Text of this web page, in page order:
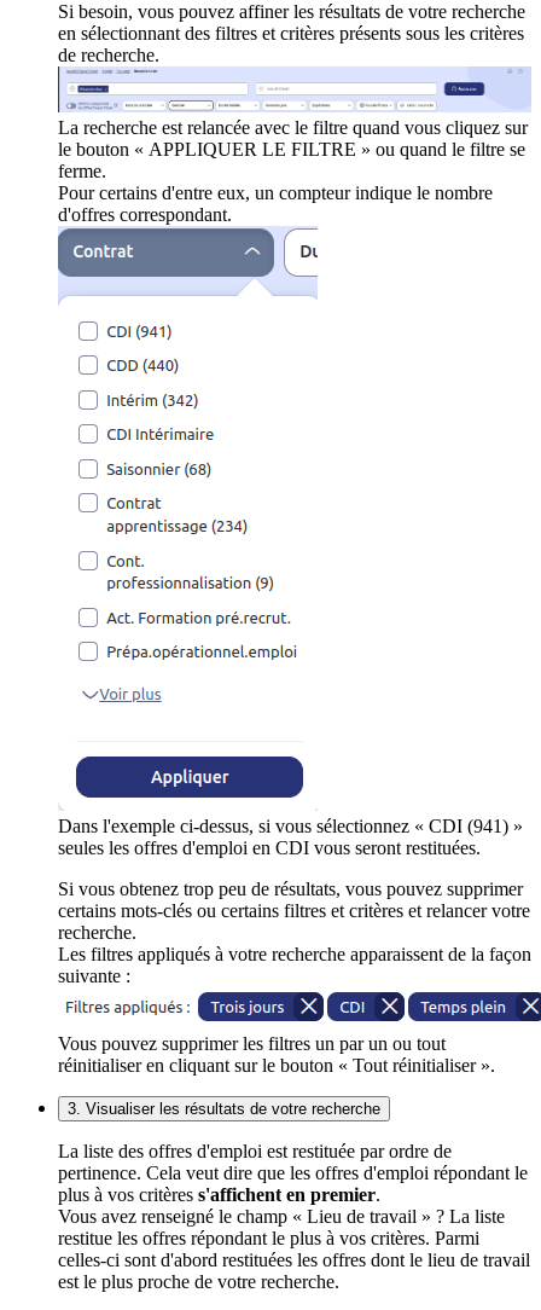
Si besoin, vous pouvez affiner les résultats de votre recherche
en sélectionnant des filtres et critères présents sous les critères
de recherche.
La recherche est relancée avec le filtre quand vous cliquez sur
le bouton « APPLIQUER LE FILTRE » ou quand le filtre se
ferme.
Pour certains d'entre eux, un compteur indique le nombre
d'offres correspondant.
Dans l'exemple ci-dessus, si vous sélectionnez « CDI (941) »
seules les offres d'emploi en CDI vous seront restituées.
Si vous obtenez trop peu de résultats, vous pouvez supprimer
certains mots-clés ou certains filtres et critères et relancer votre
recherche.
Les filtres appliqués à votre recherche apparaissent de la façon
suivante :
Vous pouvez supprimer les filtres un par un ou tout
réinitialiser en cliquant sur le bouton « Tout réinitialiser ».
3. Visualiser les résultats de votre recherche
La liste des offres d'emploi est restituée par ordre de
pertinence. Cela veut dire que les offres d'emploi répondant le
plus à vos critères s'affichent en premier.
Vous avez renseigné le champ « Lieu de travail » ? La liste
restitue les offres répondant le plus à vos critères. Parmi
celles-ci sont d'abord restituées les offres dont le lieu de travail
est le plus proche de votre recherche.